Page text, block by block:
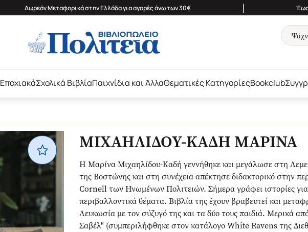
Δωρεάν Μεταφορικά στην Ελλάδα για αγορές άνω των 30€ |
ΕποχιακάΣχολικά ΒιβλίαΠαιχνίδια και ΆλλαΘεματικές ΚατηγορίεςBookclub
ΜΙΧΑΗΛΙΔΟΥ-ΚΑΔΗ ΜΑΡΙΝΑ
Η Μαρίνα Μιχαηλίδου-Καδή γεννήθηκε και μεγάλωσε στη
της Βοστώνης και στη συνέχεια απέκτησε διδακτορικό στην
Cornell των Ηνωμένων Πολιτειών. Σήμερα γράφει ιστορίες για
περιβαλλοντικά θέματα. Βιβλία της έχουν βραβευτεί και
Λευκωσία με τον σύζυγό της και τα δύο τους παιδιά. Μερικά
Σαβέλ" (συμπεριλήφθηκε στον κατάλογο White Ravens της